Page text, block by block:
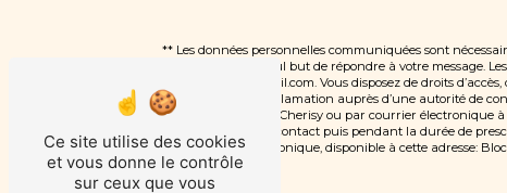
** Les données personnelles communiquées sont
traitants dans le seul but de répondre à votre message.
dlauvauxdiet@gmail.com. Vous disposez de droits
d’introduire une réclamation auprès d’une autorité de
marsauceux, 28500 Cherisy ou par courrier électronique
période de prise de contact puis pendant la durée de
démarchage téléphonique, disponible à cette adresse:
Ce site utilise des cookies
et vous donne le contrôle
sur ceux que vous